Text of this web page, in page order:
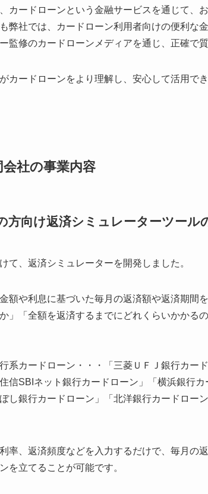
カードローンという金融サービスを通じて、
弊社では、カードローン利用者向けの便利な
監修のカードローンメディアを通じ、正確で
カードローンをより理解し、安心して活用で
社の事業内容
方向け返済シミュレーターツール
て、返済シミュレーターを開発しました。
額や利息に基づいた毎月の返済額や返済期間
」「全額を返済するまでにどれくらいかかる
系カードローン・・・「三菱ＵＦＪ銀行カー
信SBIネット銀行カードローン」「横浜銀行
し銀行カードローン」「北洋銀行カードロー
率、返済頻度などを入力するだけで、毎月の
を立てることが可能です。